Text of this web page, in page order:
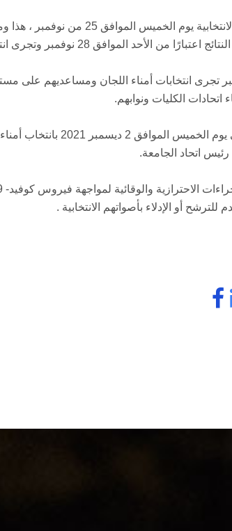
ويتم فتح باب الدعاية الانتخابية
الموافق 28 نوفمبر وتجرى انتخابات الإعادة في اليوم التالي.
اتحادات الكليات ونوابهم.
ويختتم الجدول الزمني يوم
اتحاد الجامعة.
للترشح أو الإدلاء بأصواتهم الانتخابية .